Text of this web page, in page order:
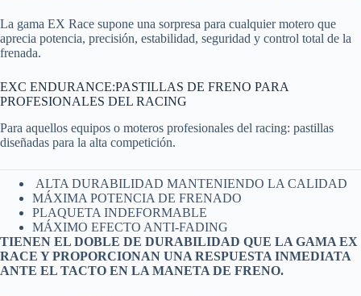
La gama EX Race supone una sorpresa para cualquier motero que
aprecia potencia, precisión, estabilidad, seguridad y control total de la
frenada.
EXC ENDURANCE:PASTILLAS DE FRENO PARA
PROFESIONALES DEL RACING
Para aquellos equipos o moteros profesionales del racing: pastillas
diseñadas para la alta competición.
ALTA DURABILIDAD MANTENIENDO LA CALIDAD
MÁXIMA POTENCIA DE FRENADO
PLAQUETA INDEFORMABLE
MÁXIMO EFECTO ANTI-FADING
TIENEN EL DOBLE DE DURABILIDAD QUE LA GAMA EX
RACE Y PROPORCIONAN UNA RESPUESTA INMEDIATA
ANTE EL TACTO EN LA MANETA DE FRENO.